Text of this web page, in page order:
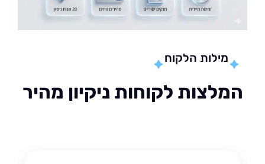
מילות הלקוח
לקוחות ניקיון מהיר